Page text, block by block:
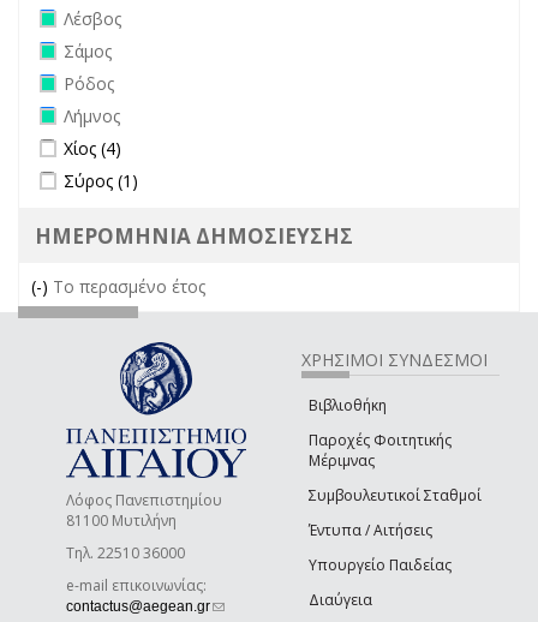
Remove Λέσβος filter
Λέσβος
Remove Σάμος filter
Σάμος
Remove Ρόδος filter
Ρόδος
Remove Λήμνος filter
Λήμνος
Apply Χίος filter
Χίος (4)
Apply Σύρος filter
Σύρος (1)
ΗΜΕΡΟΜΗΝΙΑ ΔΗΜΟΣΙΕΥΣΗΣ
(-) Remove Το περασμένο έτος filter
Το περασμένο έτος
Λόφος Πανεπιστημίου
81100 Μυτιλήνη
Τηλ. 22510 36000
e-mail επικοινωνίας:
contactus@aegean.gr(link sends e-mail)
ΧΡΗΣΙΜΟΙ ΣΥΝΔΕΣΜΟΙ
Βιβλιοθήκη
Παροχές Φοιτητικής
Μέριμνας
Συμβουλευτικοί Σταθμοί
Έντυπα / Αιτήσεις
Υπουργείο Παιδείας
Διαύγεια